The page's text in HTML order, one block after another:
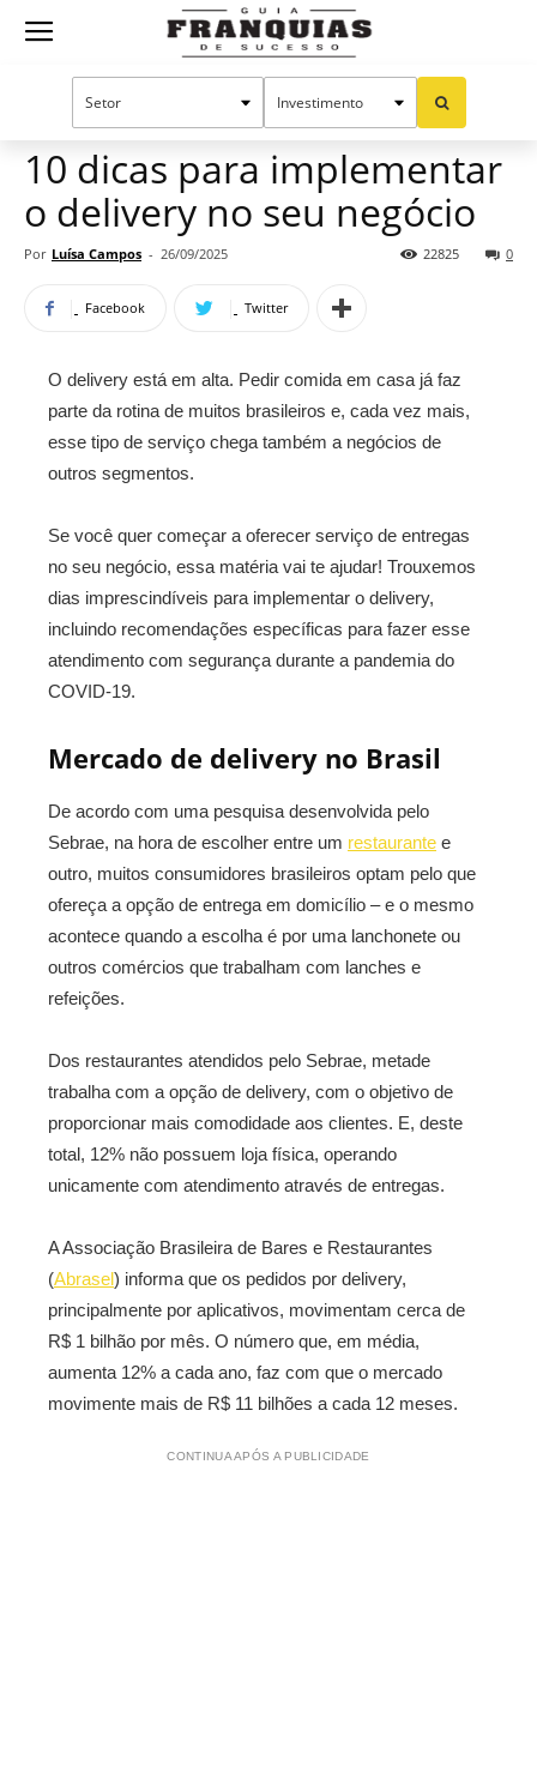
Guia
Empreendedorismo
10 dicas para implementar
o delivery no seu negócio
Por Luísa Campos - 26/09/2025 0
22825
Facebook Twitter
O delivery está em alta. Pedir comida em casa já faz
parte da rotina de muitos brasileiros e, cada vez mais,
esse tipo de serviço chega também a negócios de
outros segmentos.
Se você quer começar a oferecer serviço de entregas
no seu negócio, essa matéria vai te ajudar! Trouxemos
dias imprescindíveis para implementar o delivery,
incluindo recomendações específicas para fazer esse
atendimento com segurança durante a pandemia do
COVID-19.
Mercado de delivery no Brasil
De acordo com uma pesquisa desenvolvida pelo
Sebrae, na hora de escolher entre um restaurante e
outro, muitos consumidores brasileiros optam pelo que
ofereça a opção de entrega em domicílio – e o mesmo
acontece quando a escolha é por uma lanchonete ou
outros comércios que trabalham com lanches e
refeições.
Dos restaurantes atendidos pelo Sebrae, metade
trabalha com a opção de delivery, com o objetivo de
proporcionar mais comodidade aos clientes. E, deste
total, 12% não possuem loja física, operando
unicamente com atendimento através de entregas.
A Associação Brasileira de Bares e Restaurantes
(Abrasel) informa que os pedidos por delivery,
principalmente por aplicativos, movimentam cerca de
R$ 1 bilhão por mês. O número que, em média,
aumenta 12% a cada ano, faz com que o mercado
movimente mais de R$ 11 bilhões a cada 12 meses.
CONTINUA APÓS A PUBLICIDADE